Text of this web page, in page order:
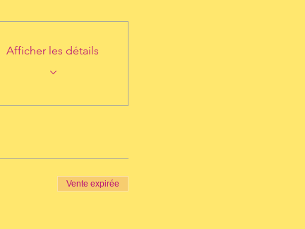
Afficher les détails
Vente expirée